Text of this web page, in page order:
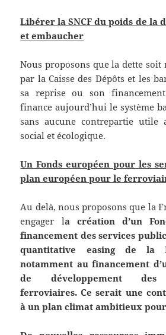
Libérer la SNCF du poids de la
et embaucher
Nous proposons que la dette soit
par la Caisse des Dépôts et les
sa reprise ou son
finance aujourd’hui le système
sans aucune contrepartie utile
social et écologique.
Un Fonds européen pour les
plan européen pour le
Au delà, nous proposons que la
engager la création d’un
financement desservices
quantitative easing de la
notamment au financement
de développementdes
ferroviaires. Ce serait une
à un plan climat ambitieux pour